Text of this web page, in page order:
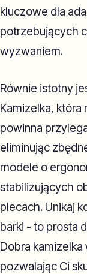
kluczowe dla
potrzebujących
wyzwaniem.
Równie istotny
Kamizelka, która
powinna
eliminując
modele o
stabilizujących
plecach. Unikaj
barki - to prosta
Dobra kamizelka
pozwalając Ci